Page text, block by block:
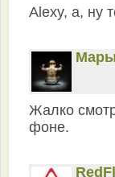
Alexy, а, ну
Жалко
фоне.